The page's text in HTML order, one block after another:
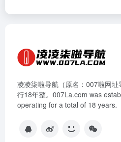
凌凌柒啦导航（原名：007啦网
行18年整。007La.com was
operating for a total of 18 years.